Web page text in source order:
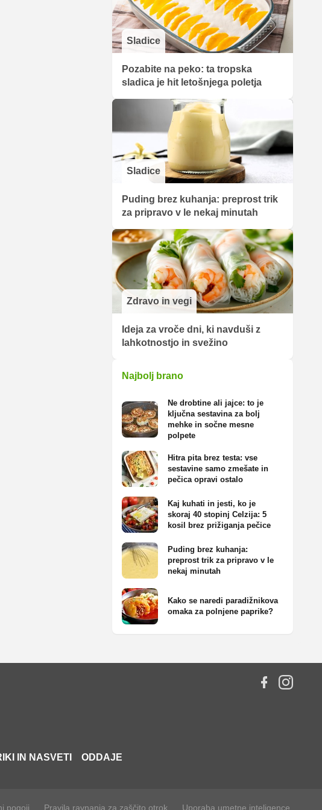
Sladice
Pozabite na peko: ta tropska
sladica je hit letošnjega poletja
Sladice
Puding brez kuhanja: preprost trik
za pripravo v le nekaj minutah
Zdravo in vegi
Ideja za vroče dni, ki navduši z
lahkotnostjo in svežino
Najbolj brano
Ne drobtine ali jajce: to je
ključna sestavina za bolj
mehke in sočne mesne
polpete
Hitra pita brez testa: vse
sestavine samo zmešate in
pečica opravi ostalo
Kaj kuhati in jesti, ko je
skoraj 40 stopinj Celzija: 5
kosil brez prižiganja pečice
Puding brez kuhanja:
preprost trik za pripravo v le
nekaj minutah
Kako se naredi paradižnikova
omaka za polnjene paprike?
IN NASVETI ODDAJE
pogoji Pravila ravnanja za zaščito otrok Uporaba umetne inteligence